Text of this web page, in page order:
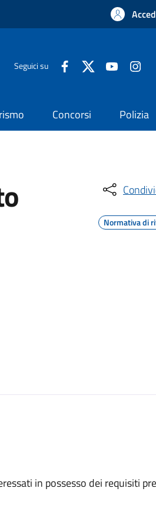
Seguici su
Concorsi Polizia
Normativa di
in possesso dei requisiti